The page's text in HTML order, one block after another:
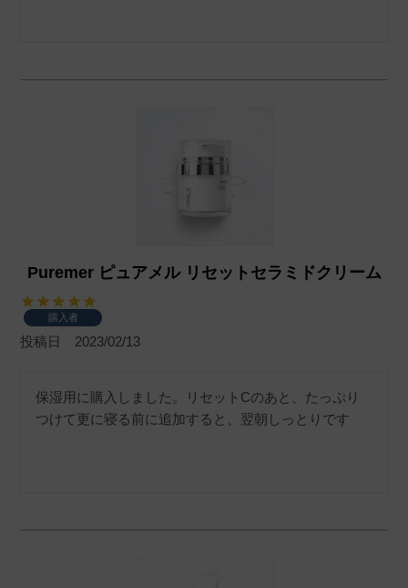
Puremer ピュアメル リセットセラミドクリーム
購入者
投稿日 2023/02/13
保湿用に購入しました。リセットCのあと、たっぷり
つけて更に寝る前に追加すると、翌朝しっとりです